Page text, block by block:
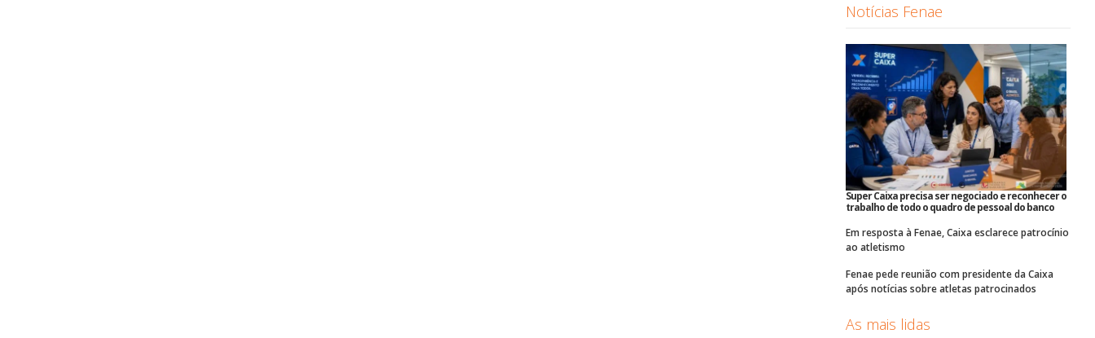
Notícias Fenae
Super Caixa precisa ser negociado e reconhecer o
trabalho de todo o quadro de pessoal do banco
Em resposta à Fenae, Caixa esclarece patrocínio
ao atletismo
Fenae pede reunião com presidente da Caixa
após notícias sobre atletas patrocinados
As mais lidas